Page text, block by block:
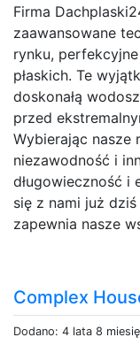
Firma
zaawansowane
rynku,
płaskich. Te
doskonałą
przed
Wybierając nasze
niezawodność i
długowieczność i
się z nami już
zapewnia nasze
Complex
Dodano: 4 lata 8